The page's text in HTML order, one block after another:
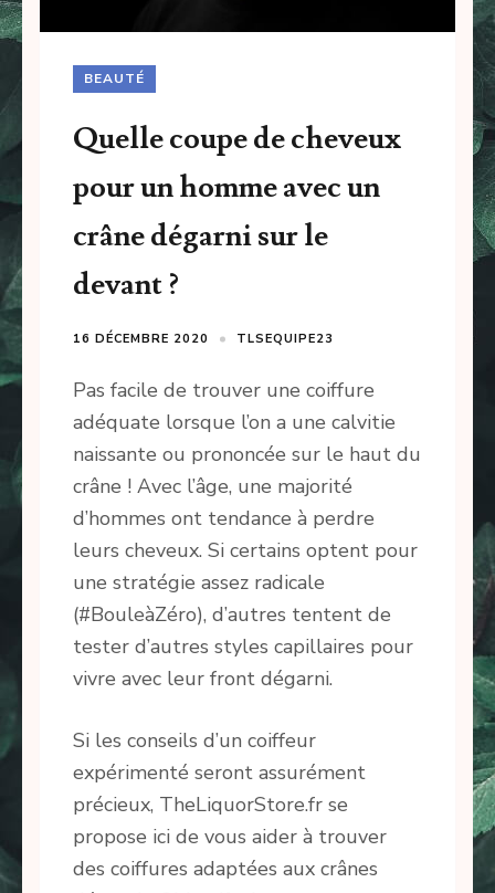
BEAUTÉ
Quelle coupe de cheveux
pour un homme avec un
crâne dégarni sur le
devant ?
16 DÉCEMBRE 2020 TLSEQUIPE23
Pas facile de trouver une coiffure
adéquate lorsque l’on a une calvitie
naissante ou prononcée sur le haut du
crâne ! Avec l’âge, une majorité
d’hommes ont tendance à perdre
leurs cheveux. Si certains optent pour
une stratégie assez radicale
(#BouleàZéro), d’autres tentent de
tester d’autres styles capillaires pour
vivre avec leur front dégarni.
Si les conseils d’un coiffeur
expérimenté seront assurément
précieux, TheLiquorStore.fr se
propose ici de vous aider à trouver
des coiffures adaptées aux crânes